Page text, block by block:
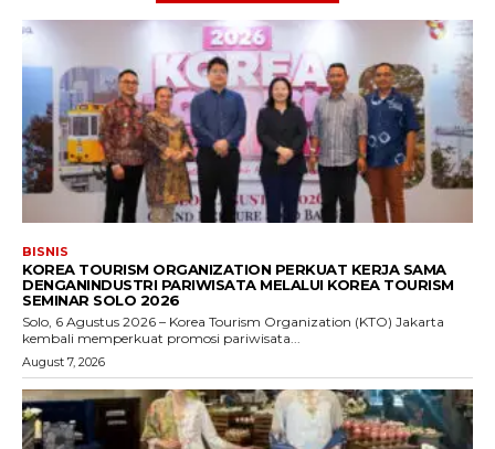
BISNIS
KOREA TOURISM ORGANIZATION PERKUAT KERJA SAMA
DENGANINDUSTRI PARIWISATA MELALUI KOREA TOURISM
SEMINAR SOLO 2026
Solo, 6 Agustus 2026 – Korea Tourism Organization (KTO) Jakarta
kembali memperkuat promosi pariwisata...
August 7, 2026